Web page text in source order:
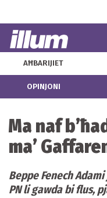
AĦBARIJIET
OPINJONI
Ma naf
ma’
Beppe Fenech
PN li gawda bi flus,